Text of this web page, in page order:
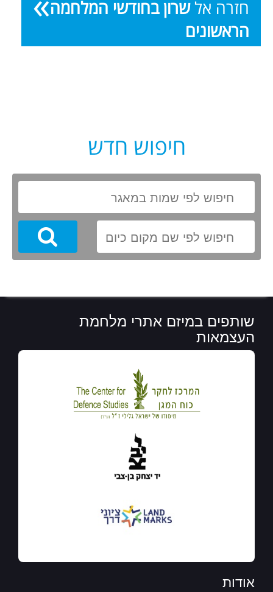
חזרה אלשרון בחודשי המלחמה
הראשונים
חיפוש חדש
Search
שותפים במיזם אתרי מלחמת
העצמאות
אודות